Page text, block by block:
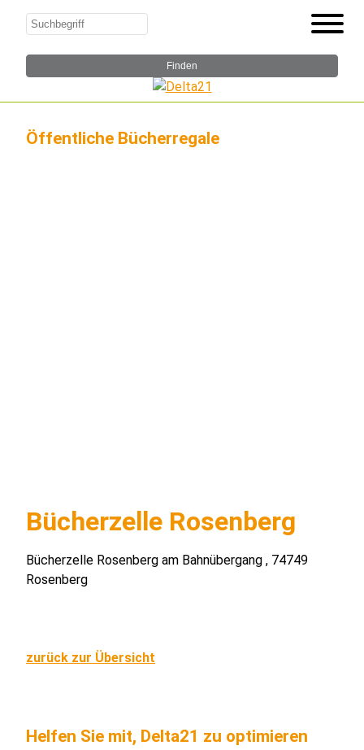
Öffentliche Bücherregale
Bücherzelle Rosenberg
Bücherzelle Rosenberg am Bahnübergang , 74749
Rosenberg
zurück zur Übersicht
Helfen Sie mit, Delta21 zu optimieren